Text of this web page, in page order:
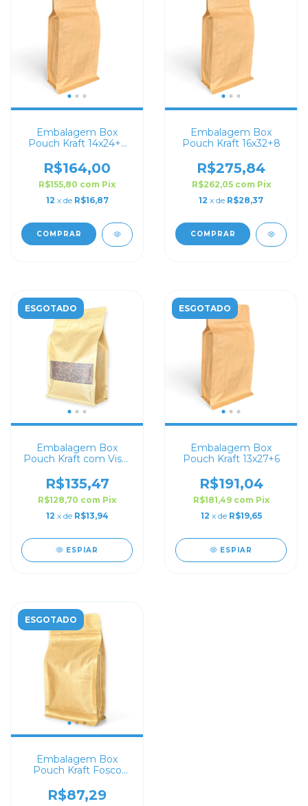
Embalagem Box
Pouch Kraft 14x24+6
R$164,00
R$155,80 com Pix
12 x de R$16,87
COMPRAR
Embalagem Box
Pouch Kraft 16x32+8
R$275,84
R$262,05 com Pix
12 x de R$28,37
COMPRAR
ESGOTADO
Embalagem Box
Pouch Kraft com Visor
R$135,47
R$128,70 com Pix
12 x de R$13,94
ESPIAR
ESGOTADO
Embalagem Box
Pouch Kraft 13x27+6
R$191,04
R$181,49 com Pix
12 x de R$19,65
ESPIAR
ESGOTADO
Embalagem Box
Pouch Kraft Fosco
R$87,29